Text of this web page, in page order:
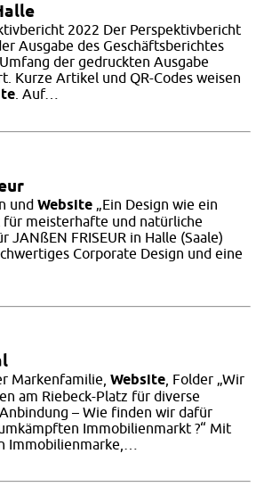
2022 Der Perspektivbericht
Ausgabe des Geschäftsberichtes
der gedruckten Ausgabe
Kurze Artikel und QR-Codes weisen
. Auf…
und Website „Ein Design wie ein
meisterhafte und natürliche
JANßEN FRISEUR in Halle (Saale)
Corporate Design und eine
Markenfamilie, Website , Folder „Wir
am Riebeck-Platz für diverse
– Wie finden wir dafür
Immobilienmarkt ?“ Mit
Immobilienmarke,…